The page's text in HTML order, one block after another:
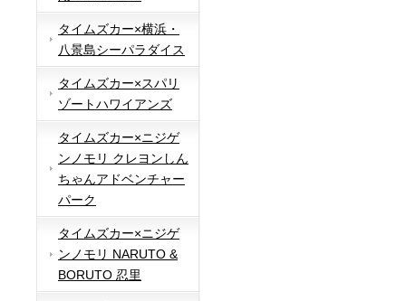
タイムズカー×横浜・
八景島シーパラダイス
タイムズカー×スパリ
ゾートハワイアンズ
タイムズカー×ニジゲ
ンノモリ クレヨンしん
ちゃんアドベンチャー
パーク
タイムズカー×ニジゲ
ンノモリ NARUTO &
BORUTO 忍里